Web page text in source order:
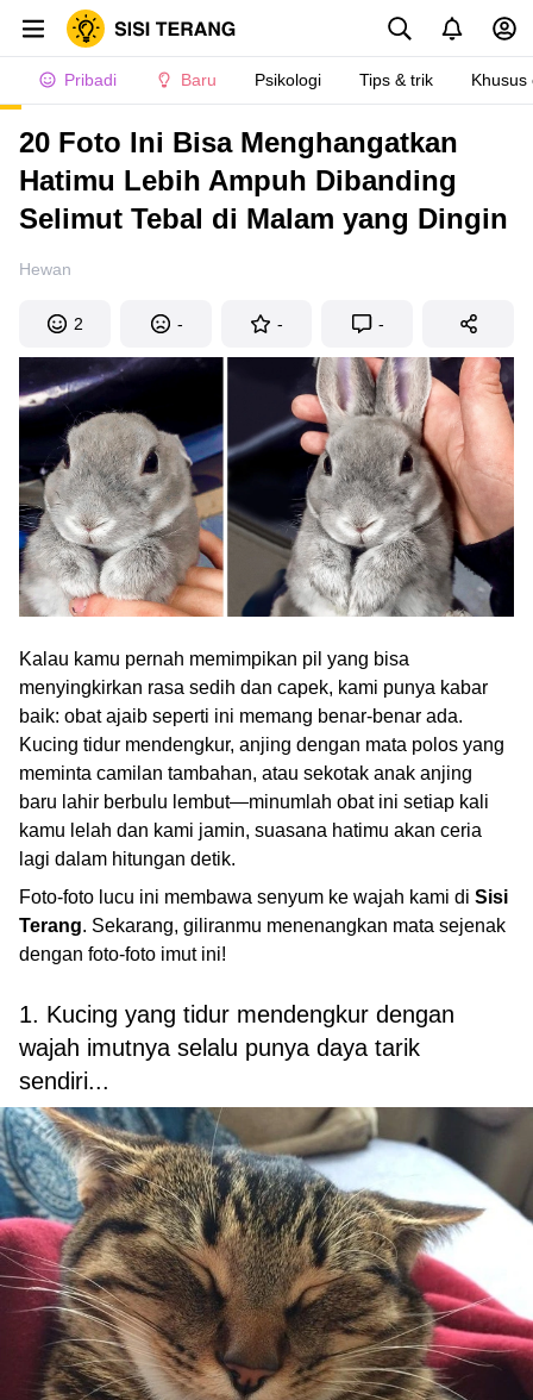
Pribadi Baru Psikologi Tips & trik Khusus
20 Foto Ini Bisa Menghangatkan
Hatimu Lebih Ampuh Dibanding
Selimut Tebal di Malam yang Dingin
Hewan
2 - - -
Kalau kamu pernah memimpikan pil yang bisa
menyingkirkan rasa sedih dan capek, kami punya kabar
baik: obat ajaib seperti ini memang benar-benar ada.
Kucing tidur mendengkur, anjing dengan mata polos yang
meminta camilan tambahan, atau sekotak anak anjing
baru lahir berbulu lembut—minumlah obat ini setiap kali
kamu lelah dan kami jamin, suasana hatimu akan ceria
lagi dalam hitungan detik.
Foto-foto lucu ini membawa senyum ke wajah kami di Sisi
Terang. Sekarang, giliranmu menenangkan mata sejenak
dengan foto-foto imut ini!
1. Kucing yang tidur mendengkur dengan
wajah imutnya selalu punya daya tarik
sendiri...